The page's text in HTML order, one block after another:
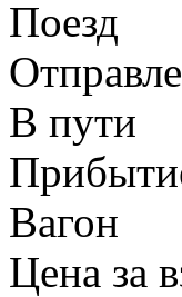
Поезд
В пути
Вагон
Цена за